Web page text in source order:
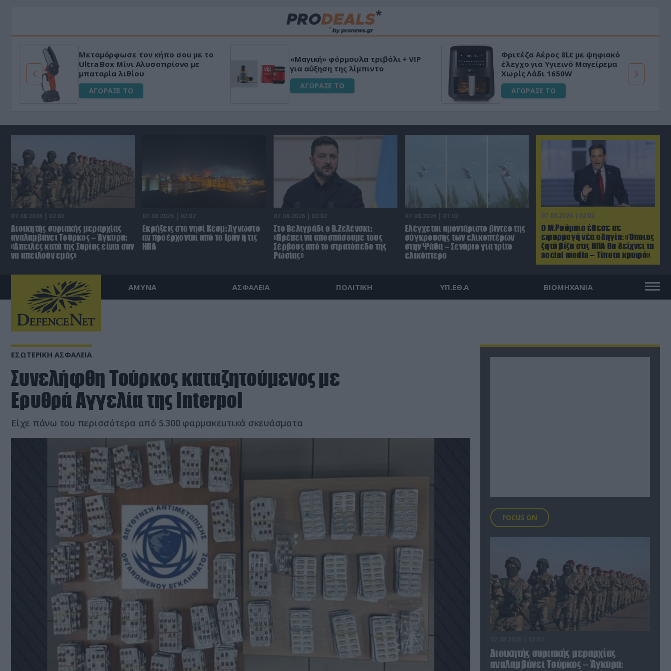
Μεταμόρφωσε τον κήπο σου με το
Ultra Box Μίνι Αλυσοπρίονο με
μπαταρία λιθίου
ΑΓΟΡΑΣΕ ΤΟ
«Μαγική» φόρμουλα τριβόλι + VIP
για αύξηση της λίμπιντο
ΑΓΟΡΑΣΕ ΤΟ
Φριτέζα Αέρος 8Lt με ψηφιακό
έλεγχο για Υγιεινό Μαγείρεμα
Χωρίς Λάδι 1650W
ΑΓΟΡΑΣΕ ΤΟ
07.08.2026 | 02:02
Ο Μ.Ρούμπιο έθεσε σε
εφαρμογή νέα οδηγία: «Όποιος
ζητά βίζα στις ΗΠΑ θα δείχνει τα
social media – Τίποτα κρυφό»
07.08.2026 | 02:02
Διοικητής συριακής μεραρχίας
αναλαμβάνει Τούρκος – Άγκυρα:
«Απειλές κατά της Συρίας είναι σαν
να απειλούν εμάς»
07.08.2026 | 02:02
Εκρήξεις στο νησί Κεσμ: Άγνωστο
αν προέρχονται από το Ιράν ή τις
ΗΠΑ
07.08.2026 | 02:02
Στο Βελιγράδι ο Β.Ζελένσκι:
«Πρέπει να αποσπάσουμε τους
Σέρβους από το στρατόπεδο της
Ρωσίας»
07.08.2026 | 01:02
Ελέγχεται αμοντάριστο βίντεο της
σύγκρουσης των ελικοπτέρων
στην Ψάθα – Σενάριο για τρίτο
ελικόπτερο
ΑΜΥΝΑ ΑΣΦΑΛΕΙΑ ΠΟΛΙΤΙΚΗ ΥΠ.ΕΘ.Α ΒΙΟΜΗΧΑΝΙΑ
ΕΣΩΤΕΡΙΚΗ ΑΣΦΑΛΕΙΑ
Συνελήφθη Τούρκος καταζητούμενος με
Ερυθρά Αγγελία της Interpol
Είχε πάνω του περισσότερα από 5.300 φαρμακευτικά σκευάσματα
FOCUS ON
Διοικητής συριακής μεραρχίας
αναλαμβάνει Τούρκος – Άγκυρα: